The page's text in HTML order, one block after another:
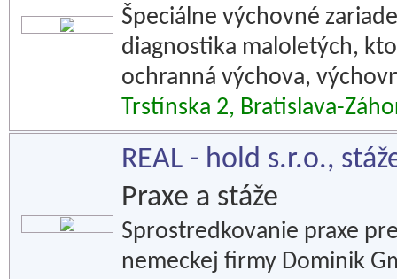
Špeciálne výchovné
diagnostika maloletých,
ochranná výchova,
Trstínska 2, Bratislava-
REAL - hold s.r.o.,
Praxe a stáže
Sprostredkovanie praxe
nemeckej firmy Dominik